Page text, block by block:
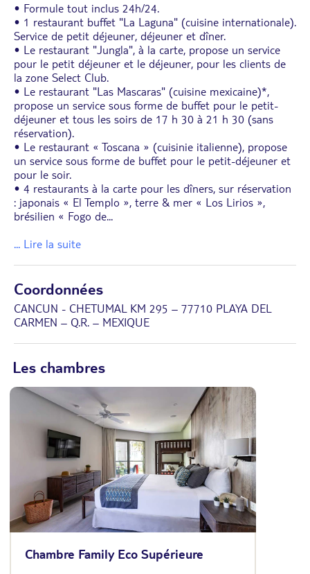
• Formule tout inclus 24h/24.
• 1 restaurant buffet "La Laguna" (cuisine internationale).
Service de petit déjeuner, déjeuner et dîner.
• Le restaurant "Jungla", à la carte, propose un service
pour le petit déjeuner et le déjeuner, pour les clients de
la zone Select Club.
• Le restaurant "Las Mascaras" (cuisine mexicaine)*,
propose un service sous forme de buffet pour le petit-
déjeuner et tous les soirs de 17 h 30 à 21 h 30 (sans
réservation).
• Le restaurant « Toscana » (cuisinie italienne), propose
un service sous forme de buffet pour le petit-déjeuner et
pour le soir.
• 4 restaurants à la carte pour les dîners, sur réservation
: japonais « El Templo », terre & mer « Los Lirios »,
brésilien « Fogo de...
... Lire la suite
Coordonnées
CANCUN - CHETUMAL KM 295 – 77710 PLAYA DEL
CARMEN – Q.R. – MEXIQUE
Les chambres
Chambre Family Eco Supérieure